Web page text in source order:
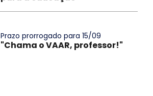
Prazo prorrogado para 15/09
"Chama o VAAR, professor!"